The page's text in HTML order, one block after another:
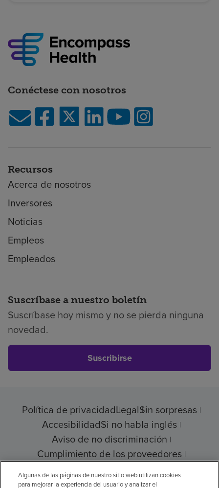
Conéctese con nosotros
Recursos
Acerca de nosotros
Inversores
Noticias
Empleos
Empleados
Suscríbase a nuestro boletín
Suscríbase hoy mismo y no se pierda ninguna
novedad.
Suscribirse
Política de privacidadLegalSin sorpresas
AccesibilidadSi no habla inglés
Aviso de no discriminación
Cumplimiento de los proveedores
Algunas de las páginas de nuestro sitio web utilizan cookies
para mejorar la experiencia del usuario y analizar el